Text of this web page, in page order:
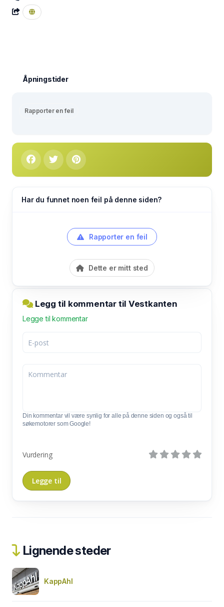
Åpningstider
Rapporter en feil
Har du funnet noen feil på denne siden?
Rapporter en feil
Dette er mitt sted
Legg til kommentar til Vestkanten
Legge til kommentar
Din kommentar vil være synlig for alle på denne siden og også til
søkemotorer som Google!
Vurdering
Lignende steder
KappAhl